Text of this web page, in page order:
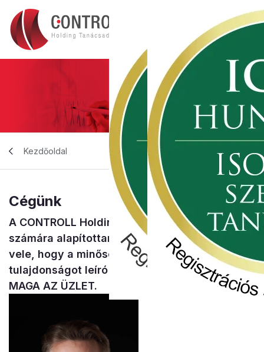
Kezdőoldal
Cégünk
A CONTROLL Holding Tanácsadó Zrt-t azok
számára alapítottam, akik tisztában vannak
vele, hogy a minőség több, mint egy
tulajdonságot leíró fogalom - A MINŐSÉG
MAGA AZ ÜZLET.